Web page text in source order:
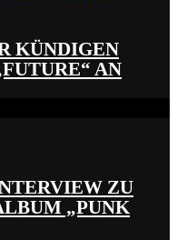
KÜNDIGEN
AN
ZU
„PUNK